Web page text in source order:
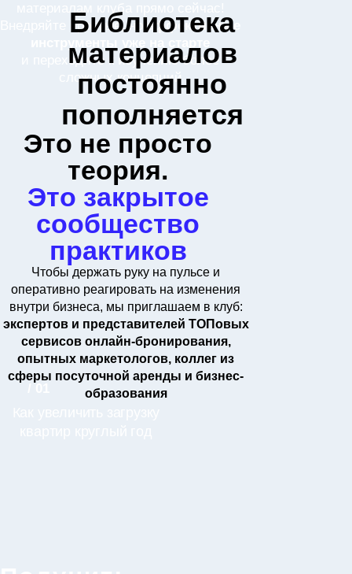
материалам клуба прямо сейчас!
Внедряйте простые, ноэффективные
и переходите к изучению более
сложных концепций
Библиотека
материалов
постоянно
пополняется
Это не просто
теория.
Это закрытое
сообщество
практиков
Чтобы держать руку на пульсе и
оперативно реагировать на изменения
внутри бизнеса, мы приглашаем в клуб:
экспертов и представителей ТОПовых
сервисов онлайн-бронирования,
опытных маркетологов, коллег из
сферы посуточной аренды и бизнес-
образования